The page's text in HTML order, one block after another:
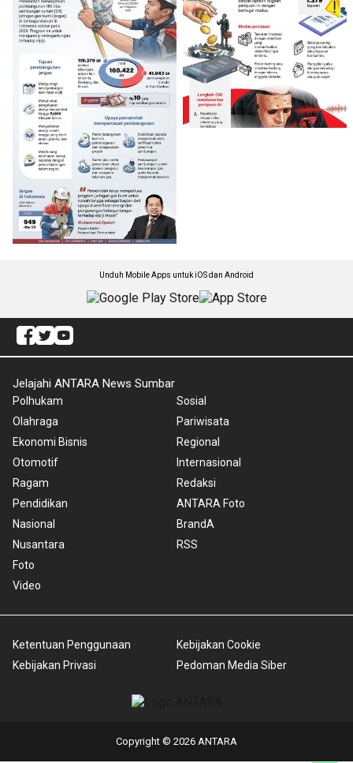
Unduh Mobile Apps untuk iOS dan Android
Jelajahi ANTARA News Sumbar
Polhukam
Olahraga
Ekonomi Bisnis
Otomotif
Ragam
Pendidikan
Nasional
Nusantara
Foto
Video
Sosial
Pariwisata
Regional
Internasional
Redaksi
ANTARA Foto
BrandA
RSS
Ketentuan Penggunaan
Kebijakan Privasi
Kebijakan Cookie
Pedoman Media Siber
Copyright © 2026 ANTARA